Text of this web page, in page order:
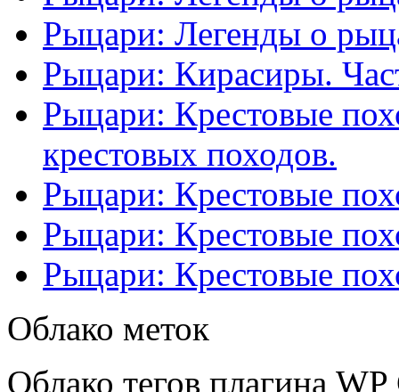
Рыцари: Легенды о
Рыцари: Кирасиры.
Рыцари: Крестовые
крестовых походов.
Рыцари: Крестовые
Рыцари: Крестовые
Рыцари: Крестовые
Облако меток
Облако тегов плагина